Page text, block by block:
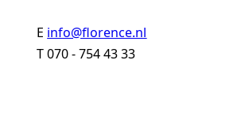
E info@florence.nl
T 070 - 754 43 33